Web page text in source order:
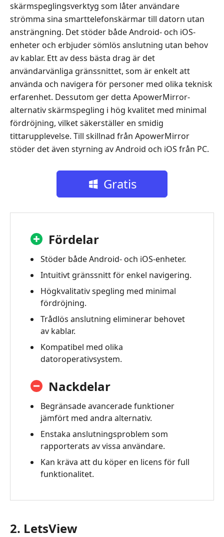
skärmspeglingsverktyg som låter användare
strömma sina smarttelefonskärmar till datorn utan
ansträngning. Det stöder både Android- och iOS-
enheter och erbjuder sömlös anslutning utan behov
av kablar. Ett av dess bästa drag är det
användarvänliga gränssnittet, som är enkelt att
använda och navigera för personer med olika teknisk
erfarenhet. Dessutom ger detta ApowerMirror-
alternativ skärmspegling i hög kvalitet med minimal
fördröjning, vilket säkerställer en smidig
tittarupplevelse. Till skillnad från ApowerMirror
stöder det även styrning av Android och iOS från PC.
Gratis
nedladdning
Fördelar
Stöder både Android- och iOS-enheter.
Intuitivt gränssnitt för enkel navigering.
Högkvalitativ spegling med minimal
fördröjning.
Trådlös anslutning eliminerar behovet
av kablar.
Kompatibel med olika
datoroperativsystem.
Nackdelar
Begränsade avancerade funktioner
jämfört med andra alternativ.
Enstaka anslutningsproblem som
rapporterats av vissa användare.
Kan kräva att du köper en licens för full
funktionalitet.
2. LetsView